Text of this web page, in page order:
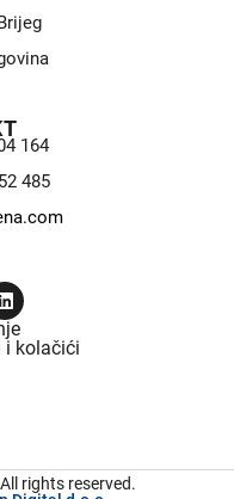
164
485
i kolačići
rights reserved.